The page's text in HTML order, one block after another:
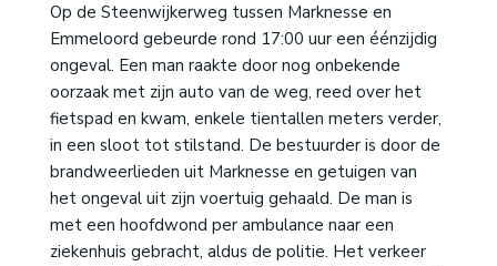
Op de Steenwijkerweg tussen Marknesse en
Emmeloord gebeurde rond 17:00 uur een éénzijdig
ongeval. Een man raakte door nog onbekende
oorzaak met zijn auto van de weg, reed over het
fietspad en kwam, enkele tientallen meters verder,
in een sloot tot stilstand. De bestuurder is door de
brandweerlieden uit Marknesse en getuigen van
het ongeval uit zijn voertuig gehaald. De man is
met een hoofdwond per ambulance naar een
ziekenhuis gebracht, aldus de politie. Het verkeer